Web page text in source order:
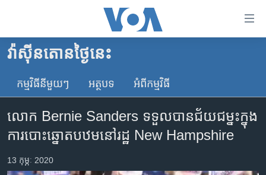
គេហទំព័រ​
ទាក់ទង
និង​
ចូល​
ទំព័រ​
កម្ពុជា
អន្តរជាតិ
កម្ពុជាច្នៃប្រតិដ្ឋ
វ៉ាស៊ីនតោន​ថ្ងៃ​នេះ
កម្មវិធី​នីមួយៗ អត្ថបទ​ អំពី​កម្មវិធី​
លោក Bernie Sanders ទទួល​បាន​ជ័យជម្នះ​ក្នុង​
ការ​បោះឆ្នោត​បឋម​នៅ​រដ្ឋ New Hampshire
13 កុម្ភៈ 2020